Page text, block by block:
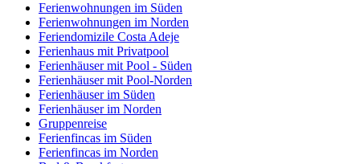
Ferienwohnungen im Süden
Ferienwohnungen im Norden
Feriendomizile Costa Adeje
Ferienhaus mit Privatpool
Ferienhäuser mit Pool - Süden
Ferienhäuser mit Pool-Norden
Ferienhäuser im Süden
Ferienhäuser im Norden
Gruppenreise
Ferienfincas im Süden
Ferienfincas im Norden